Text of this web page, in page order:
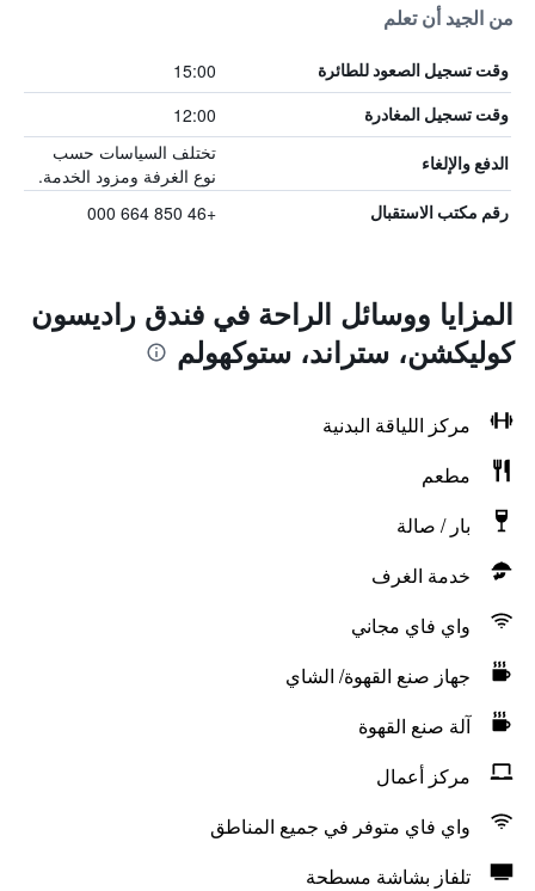
من الجيد أن تعلم
وقت تسجيل الصعود للطائرة 15:00
وقت تسجيل المغادرة 12:00
الدفع والإلغاء
تختلف السياسات حسب
نوع الغرفة ومزود الخدمة.
رقم مكتب الاستقبال +46 850 664 000
المزايا ووسائل الراحة في فندق راديسون
كوليكشن، ستراند، ستوكهولم
مركز اللياقة البدنية
مطعم
بار / صالة
خدمة الغرف
واي فاي مجاني
جهاز صنع القهوة/ الشاي
آلة صنع القهوة
مركز أعمال
واي فاي متوفر في جميع المناطق
تلفاز بشاشة مسطحة